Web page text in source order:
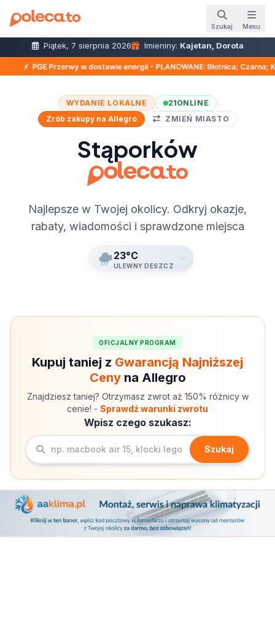
Szukaj Menu
Piątek, 7 sierpnia 2026 Imieniny: Kajetan, Dorota
w dostawie energii - PLANOWANE: Błotnica; Czarna; Kozia Wola;
WYDANIE LOKALNE 21ONLINE
Zrób zakupy na Allegro
ZMIEŃ MIASTO
Stąporków
Najlepsze w Twojej okolicy. Odkryj okazje,
rabaty, wiadomości i sprawdzone miejsca
23°C
ULEWNY DESZCZ
OFICJALNY PROGRAM
Kupuj taniej z Gwarancją Najniższej
Cenyna Allegro
Znajdziesz taniej? Otrzymasz zwrot aż 150% różnicy w
cenie! - Sprawdź warunki zwrotu
Wpisz czego szukasz:
Szukaj